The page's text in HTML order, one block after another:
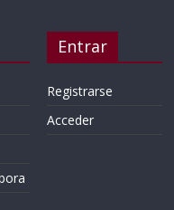
Entrar
Registrarse
Acceder